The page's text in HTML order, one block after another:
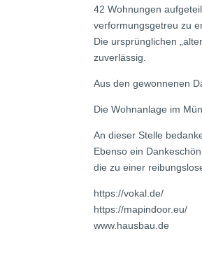
42 Wohnungen
verformungsgetreu zu
Die ursprünglichen
zuverlässig.
Aus den gewonnenen
Die Wohnanlage im
An dieser Stelle
Ebenso ein
die zu einer
https://vokal.de/
https://mapindoor.eu/
www.hausbau.de